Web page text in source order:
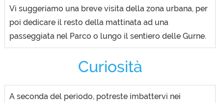
Vi suggeriamo una breve visita della zona urbana, per
poi dedicare il resto della mattinata ad una
passeggiata nel Parco o lungo il sentiero delle Gurne.
Curiosità
A seconda del periodo, potreste imbattervi nei